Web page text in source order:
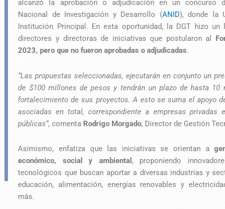
alcanzó la aprobación o adjudicación en un concurso
Nacional de Investigación y Desarrollo (ANID), donde la
Institución Principal. En esta oportunidad, la DGT hizo un
directores y directoras de iniciativas que postularon al
2023, pero que no fueron aprobadas o adjudicadas.
“Las propuestas seleccionadas,ejecutarán en conjunto un
de $100 millones de pesos y tendrán un plazo de hasta 10
fortalecimiento de sus proyectos. A esto se suma el apoyo
asociadas en total, correspondiente a empresas privadas
públicas“, comenta Rodrigo Morgado, Director de Gestión
Asimismo, enfatiza que las iniciativas se orientan a
económico, social y ambiental , proponiendo
tecnológicos que buscan aportar a diversas industrias y
educación, alimentación, energías renovables y
más.